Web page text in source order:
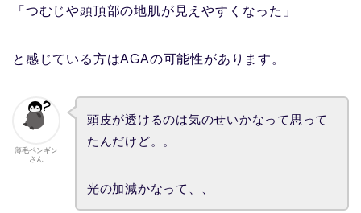
「つむじや頭頂部の地肌が見えやすくなった」
と感じている方はAGAの可能性があります。
薄毛ペンギン
さん
頭皮が透けるのは気のせいかなって思って
たんだけど。。
光の加減かなって、、